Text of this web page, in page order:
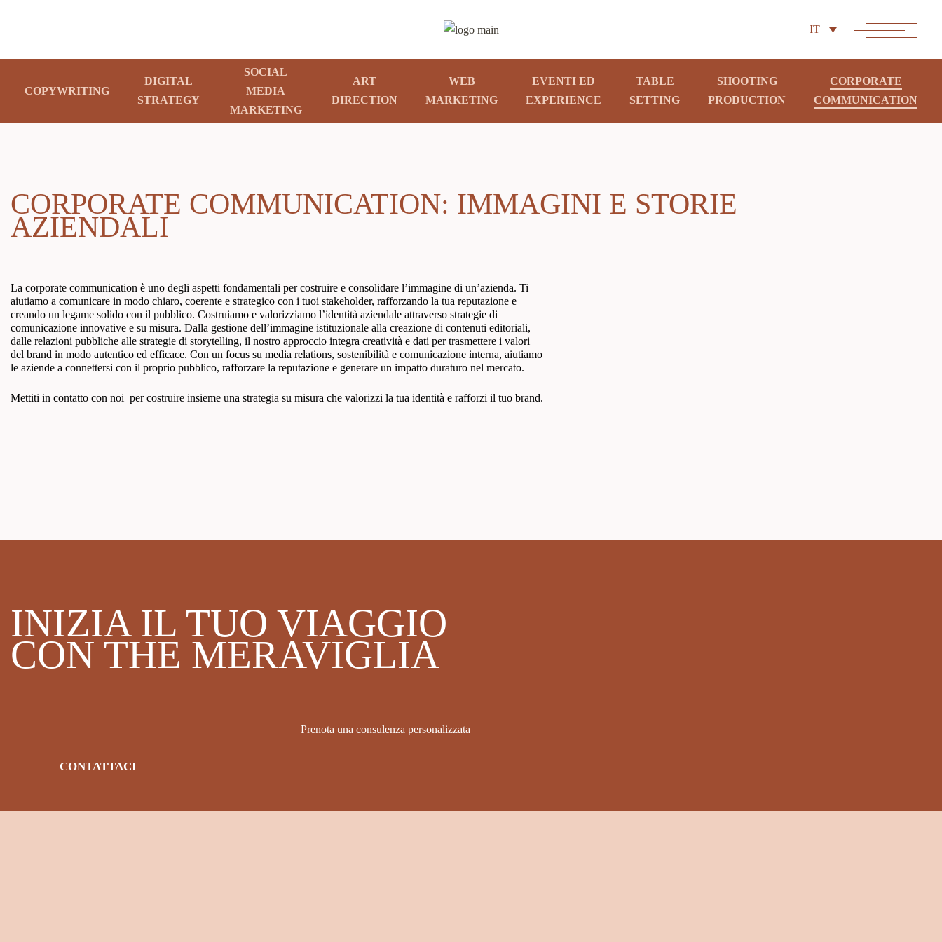
IT
COPYWRITING
DIGITAL
STRATEGY
SOCIAL
MEDIA
MARKETING
ART
DIRECTION
WEB
MARKETING
EVENTI ED
EXPERIENCE
TABLE
SETTING
SHOOTING
PRODUCTION
CORPORATE
COMMUNICATION
CORPORATE COMMUNICATION: IMMAGINI E STORIE
AZIENDALI
La corporate communication è uno degli aspetti fondamentali per costruire e consolidare l’immagine di un’azienda. Ti
aiutiamo a comunicare in modo chiaro, coerente e strategico con i tuoi stakeholder, rafforzando la tua reputazione e
creando un legame solido con il pubblico. Costruiamo e valorizziamo l’identità aziendale attraverso strategie di
comunicazione innovative e su misura. Dalla gestione dell’immagine istituzionale alla creazione di contenuti editoriali,
dalle relazioni pubbliche alle strategie di storytelling, il nostro approccio integra creatività e dati per trasmettere i valori
del brand in modo autentico ed efficace. Con un focus su media relations, sostenibilità e comunicazione interna, aiutiamo
le aziende a connettersi con il proprio pubblico, rafforzare la reputazione e generare un impatto duraturo nel mercato.
Mettiti in contatto con noi per costruire insieme una strategia su misura che valorizzi la tua identità e rafforzi il tuo brand.
INIZIA IL TUO VIAGGIO
CON THE MERAVIGLIA
Prenota una consulenza personalizzata
CONTATTACI